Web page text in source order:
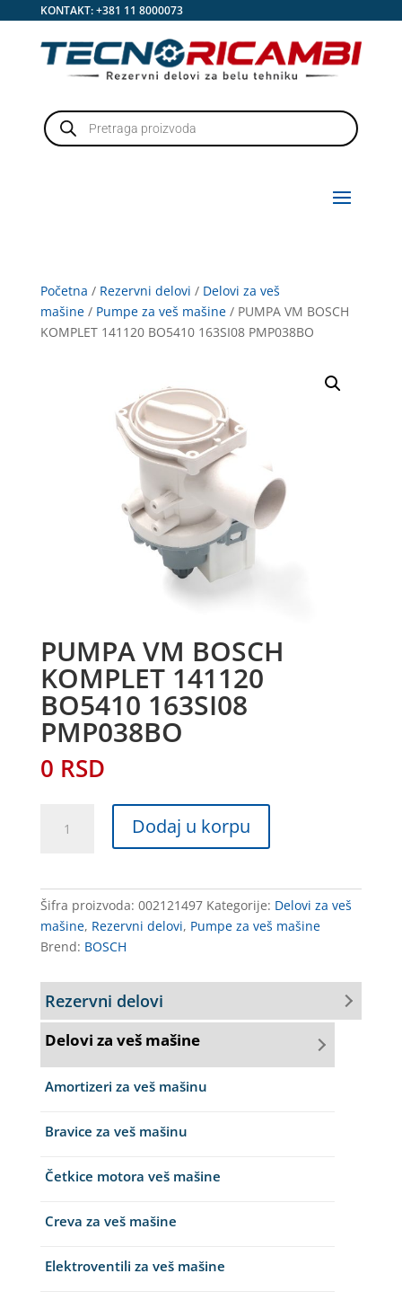
KONTAKT:+381 11 8000073
Products
search
Početna / Rezervni delovi / Delovi za veš
mašine/ Pumpe za veš mašine/ PUMPA VM BOSCH
KOMPLET 141120 BO5410 163SI08 PMP038BO
PUMPA VM BOSCH
KOMPLET 141120
BO5410 163SI08
PMP038BO
0 RSD
141120
BO5410
163SI08
količina
Dodaj u korpu
Šifra proizvoda: 002121497 Kategorije: Delovi za veš
mašine, Rezervni delovi, Pumpe za veš mašine
Brend: BOSCH
Rezervni delovi
Delovi za veš mašine
Amortizeri za veš mašinu
Bravice za veš mašinu
Četkice motora veš mašine
Creva za veš mašine
Elektroventili za veš mašine